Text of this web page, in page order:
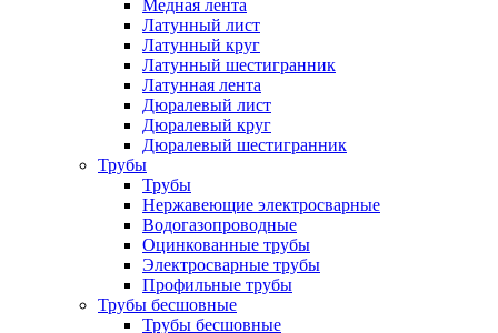
Медная лента
Латунный лист
Латунный круг
Латунный шестигранник
Латунная лента
Дюралевый лист
Дюралевый круг
Дюралевый шестигранник
Трубы
Трубы
Нержавеющие электросварные
Водогазопроводные
Оцинкованные трубы
Электросварные трубы
Профильные трубы
Трубы бесшовные
Трубы бесшовные